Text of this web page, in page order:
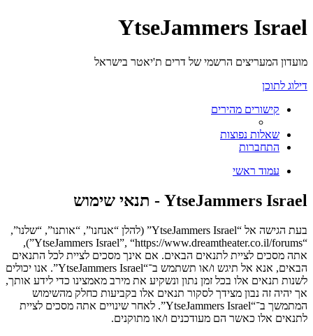
YtseJammers Israel
מועדון המעריצים הרשמי של דרים ת'יאטר בישראל
דילוג לתוכן
קישורים מהירים
שאלות נפוצות
התחברות
עמוד ראשי
YtseJammers Israel - תנאי שימוש
בעת הגישה אל “YtseJammers Israel” (להלן “אנחנו”, “אותנו”, “שלנו”,
“YtseJammers Israel”, “https://www.dreamtheater.co.il/forums”),
אתה מסכים לציית לתנאים הבאים. אם אינך מסכים לציית לכל התנאים
הבאים, אנא אל תיגש ו/או תשתמש ב־“YtseJammers Israel”. אנו יכולים
לשנות תנאים אלו בכל זמן נתון ונשקיע את מירב מאמצינו כדי לידע אותך,
אך יהיה זה נבון מצידך לסקור תנאים אלו בקביעות כחלק מהשימוש
המתמשך ב־“YtseJammers Israel”. לאחר שינויים אתה מסכים לציית
לתנאים אלו כאשר הם מעודכנים ו/או מתוקנים.